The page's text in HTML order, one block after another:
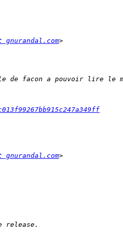
gnurandal.com
de facon a pouvoir lire le
gnurandal.com